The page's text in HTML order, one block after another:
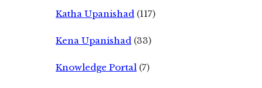
Katha Upanishad (117)
Kena Upanishad (33)
Knowledge Portal (7)